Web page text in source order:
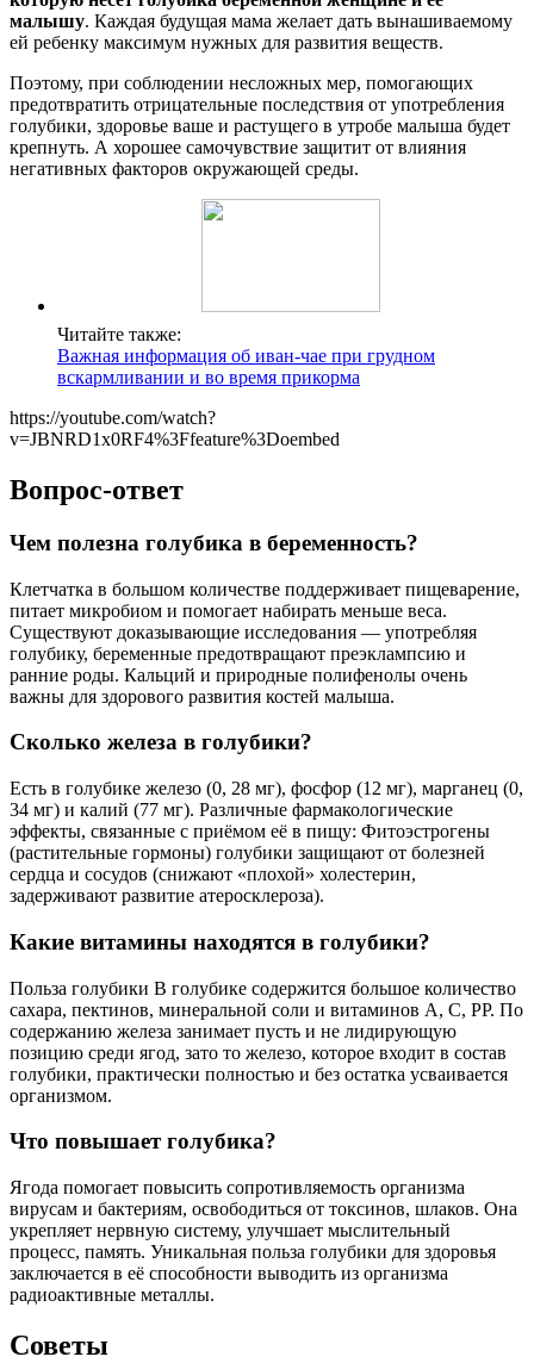
малышу. Каждая будущая мама желает дать вынашиваемому
ей ребенку максимум нужных для развития веществ.
Поэтому, при соблюдении несложных мер, помогающих
предотвратить отрицательные последствия от употребления
голубики, здоровье ваше и растущего в утробе малыша будет
крепнуть. А хорошее самочувствие защитит от влияния
негативных факторов окружающей среды.
Читайте также:
Важная информация об иван-чае при грудном
вскармливании и во время прикорма
https://youtube.com/watch?
v=JBNRD1x0RF4%3Ffeature%3Doembed
Вопрос-ответ
Чем полезна голубика в беременность?
Клетчатка в большом количестве поддерживает пищеварение,
питает микробиом и помогает набирать меньше веса.
Существуют доказывающие исследования — употребляя
голубику, беременные предотвращают преэклампсию и
ранние роды. Кальций и природные полифенолы очень
важны для здорового развития костей малыша.
Сколько железа в голубики?
Есть в голубике железо (0, 28 мг), фосфор (12 мг), марганец (0,
34 мг) и калий (77 мг). Различные фармакологические
эффекты, связанные с приёмом её в пищу: Фитоэстрогены
(растительные гормоны) голубики защищают от болезней
сердца и сосудов (снижают «плохой» холестерин,
задерживают развитие атеросклероза).
Какие витамины находятся в голубики?
Польза голубики В голубике содержится большое количество
сахара, пектинов, минеральной соли и витаминов А, С, РР. По
содержанию железа занимает пусть и не лидирующую
позицию среди ягод, зато то железо, которое входит в состав
голубики, практически полностью и без остатка усваивается
организмом.
Что повышает голубика?
Ягода помогает повысить сопротивляемость организма
вирусам и бактериям, освободиться от токсинов, шлаков. Она
укрепляет нервную систему, улучшает мыслительный
процесс, память. Уникальная польза голубики для здоровья
заключается в её способности выводить из организма
радиоактивные металлы.
Советы